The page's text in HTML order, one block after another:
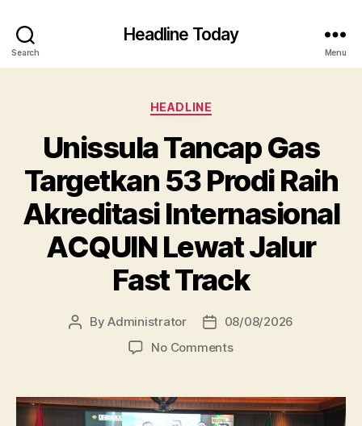
Search
Headline Today
Menu
Categories
HEADLINE
Unissula Tancap Gas
Targetkan 53 Prodi Raih
Akreditasi Internasional
ACQUIN Lewat Jalur
Fast Track
PostByAdministrator
Post08/08/2026
No Commentson
Gas
Targetkan